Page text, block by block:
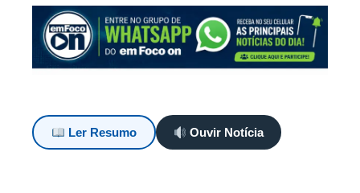
Ler Resumo Ouvir Notícia